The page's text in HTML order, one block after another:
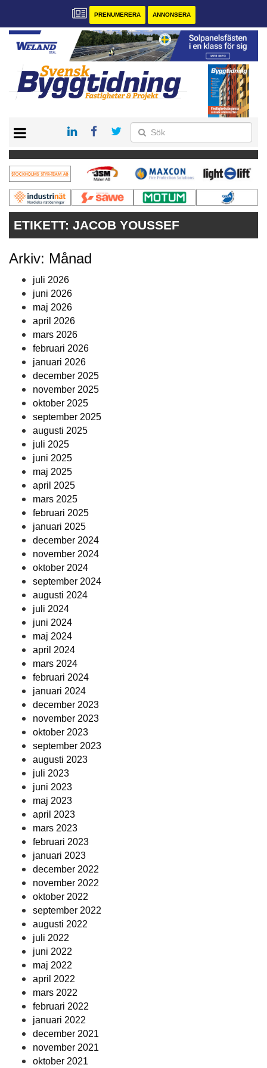
PRENUMERERA ANNONSERA
PRENUMERERA
VÅRA ANDRA MAGASIN
ANNONSERA
KONTAKT
ETIKETT: JACOB YOUSSEF
Arkiv: Månad
juli 2026
juni 2026
maj 2026
april 2026
mars 2026
februari 2026
januari 2026
december 2025
november 2025
oktober 2025
september 2025
augusti 2025
juli 2025
juni 2025
maj 2025
april 2025
mars 2025
februari 2025
januari 2025
december 2024
november 2024
oktober 2024
september 2024
augusti 2024
juli 2024
juni 2024
maj 2024
april 2024
mars 2024
februari 2024
januari 2024
december 2023
november 2023
oktober 2023
september 2023
augusti 2023
juli 2023
juni 2023
maj 2023
april 2023
mars 2023
februari 2023
januari 2023
december 2022
november 2022
oktober 2022
september 2022
augusti 2022
juli 2022
juni 2022
maj 2022
april 2022
mars 2022
februari 2022
januari 2022
december 2021
november 2021
oktober 2021